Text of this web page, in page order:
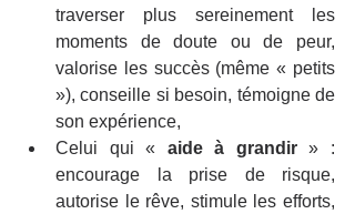
traverser plus sereinement les
moments de doute ou de peur,
valorise les succès (même « petits
»), conseille si besoin, témoigne de
son expérience,
Celui qui « aide à grandir » :
encourage la prise de risque,
autorise le rêve, stimule les efforts,